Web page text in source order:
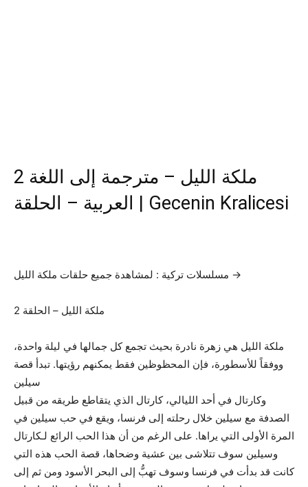
2 ملكة الليل – مترجمة إلى اللغة
العربية – الحلقة | Gecenin Kralicesi
مسلسلات تركية : لمشاهدة جميع حلقات ملكة الليل →
2 ملكة الليل – الحلقة
ملكة الليل هي زهرة نادرة بحيث تجمع كل جمالها في ليلة واحدة،
ووفقاً للأسطورة، فإن المحظوظين فقط يمكنهم رؤيتها. تبدأ قصة
سيلين
وكارتال في أحد الليالي، كارتال الذي يتقاطع طريقه من قبيل
الصدفة مع سيلين خلال رحلته إلى فرنسا، ويقع في حب سيلين في
المرة الأولى التي يراها. على الرغم من أن هذا الحب الرائع لـكارتال
وسيلين سوف تتلاشى بين عشية وضحاها، قصة الحب هذه التي
كانت قد بدأت في فرنسا وسوف تهبُّ إلى البحر الأسود ومن ثم إلى